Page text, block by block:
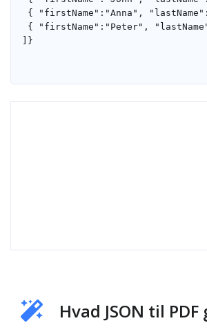
Hvad JSON til PDF